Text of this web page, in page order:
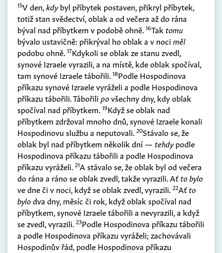
15V den,kdybyl příbytek postaven, přikryl příbytek,
totiž stan svědectví, oblak a od večera až do rána
býval nad příbytkem v podobě ohně. 16Tak tomu
bývalo ustavičně: přikrýval ho oblak a v noci měl
podobu ohně. 17Kdykoli se oblak ze stanu zvedl,
synové Izraele vyrazili, a na místě, kde oblak spočíval,
tam synové Izraele tábořili. 18Podle Hospodinova
příkazu synové Izraele vyráželi a podle Hospodinova
příkazu tábořili. Tábořili povšechny dny, kdy oblak
spočíval nad příbytkem. 19Když se oblak nad
příbytkem zdržoval mnoho dnů, synové Izraele konali
Hospodinovu službu a neputovali. 20Stávalo se, že
oblak byl nad příbytkem několik dní — tehdypodle
Hospodinova příkazu tábořili a podle Hospodinova
příkazu vyráželi. 21A stávalo se, že oblak byl od večera
do rána a ráno se oblak zvedl, takže vyrazili. Ať to bylo
ve dne či v noci, když se oblak zvedl, vyrazili. 22Ať to
bylodva dny, měsíc či rok, když oblak spočíval nad
příbytkem, synové Izraele tábořili a nevyrazili, a když
se zvedl, vyrazili. 23Podle Hospodinova příkazu tábořili
a podle Hospodinova příkazu vyráželi; zachovávali
Hospodinův řád, podle Hospodinova příkazu